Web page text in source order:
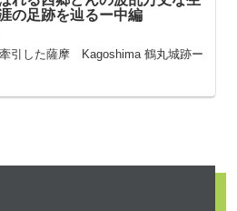
の足跡を辿るー中編
引した薩摩 Kagoshima 鶴丸城跡ー